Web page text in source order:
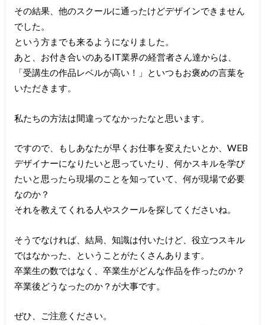
その結果、他のスクールに通ったけどデザインできません
でした。
という方までも来るようになりました。
あと、お付き合いのあるIT業界の経営者さん達からは、
「受講生の作品レベルが高い！」といつもお褒めの言葉を
いただきます。
私たちの方法は間違ってなかったなと思います。
ですので、もしあなたが早くお仕事を変えたいとか、WEB
デザイナーになりたいと思っていたり、何かスキルを学び
たいと思ったら現場のことを知っていて、何が現場で必要
なのか？
それを教えてくれる人やスクールを探してくださいね。
そうでなければ、結局、知識は付いたけど、役立つスキル
ではなかった、ということがたくさんあります。
卒業生の数ではなく、卒業生がどんな作品を作ったのか？
卒業後どうなったのか？が大事です。
ぜひ、ご注意ください。